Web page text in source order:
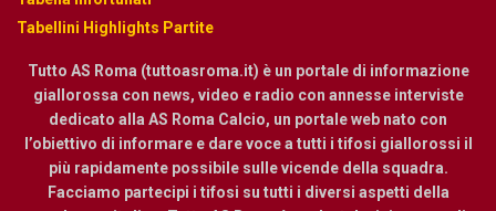
Tabellini Highlights Partite
Tutto AS Roma (tuttoasroma.it) è un portale di informazione
giallorossa con news, video e radio con annesse interviste
dedicato alla AS Roma Calcio, un portale web nato con
l’obiettivo di informare e dare voce a tutti i tifosi giallorossi il
più rapidamente possibile sulle vicende della squadra.
Facciamo partecipi i tifosi su tutti i diversi aspetti della